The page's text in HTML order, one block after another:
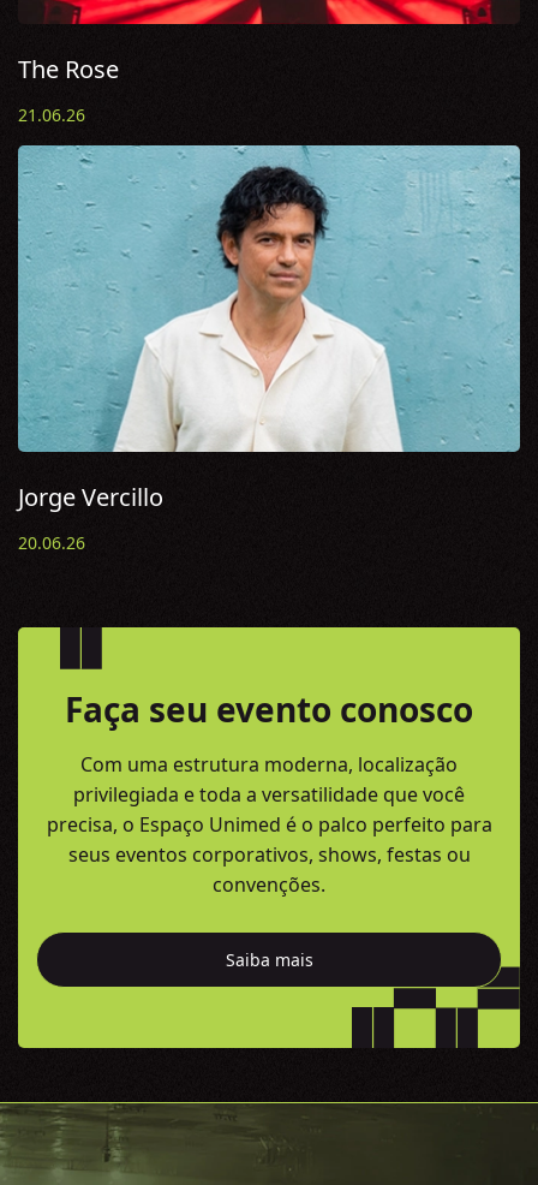
The Rose
21.06.26
Jorge Vercillo
20.06.26
Faça seu evento conosco
Com uma estrutura moderna, localização
privilegiada e toda a versatilidade que você
precisa, o Espaço Unimed é o palco perfeito para
seus eventos corporativos, shows, festas ou
convenções.
Saiba mais